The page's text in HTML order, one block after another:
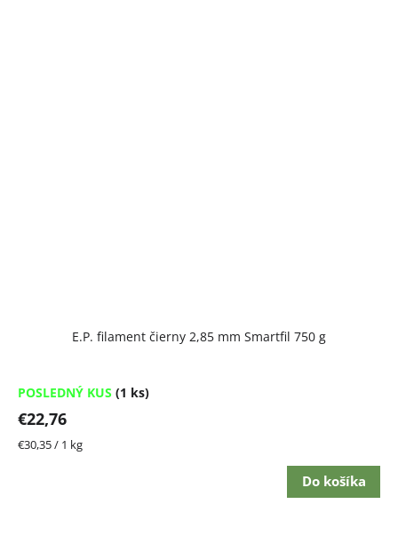
E.P. filament čierny 2,85 mm Smartfil 750 g
POSLEDNÝ KUS (1 ks)
€22,76
Jednotková
€30,35 / 1 kg
Do košíka